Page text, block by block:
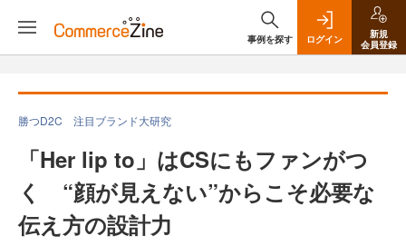
事例を探す ログイン
新規
会員登録
勝つD2C 注目ブランド大研究
「Her lip to」はCSにもファンがつ
く “顔が見えない”からこそ必要な
伝え方の設計力